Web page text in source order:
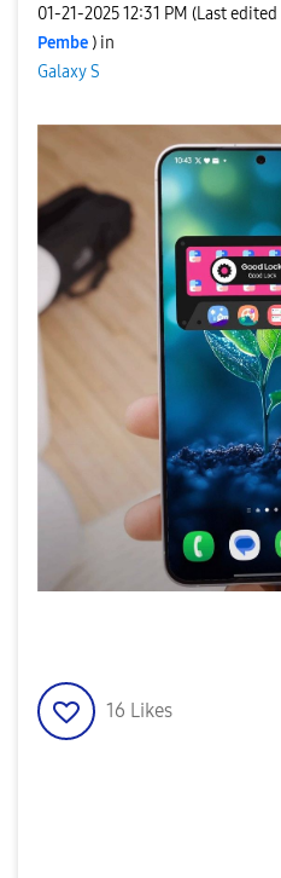
‎01-21-202512:31 PM (Last edited
Pembe ) in
Galaxy S
16 Likes